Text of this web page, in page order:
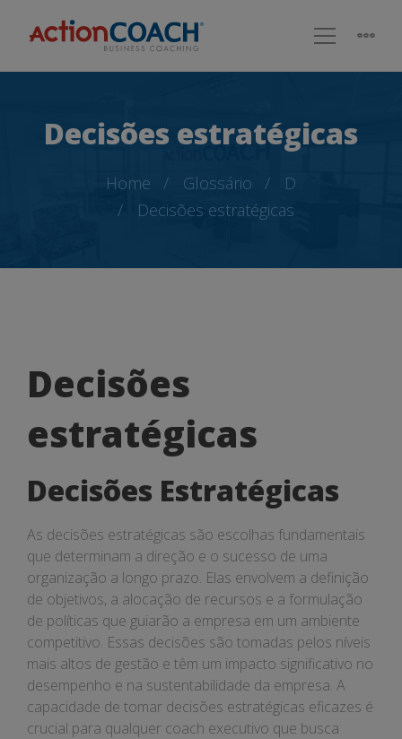
Decisões estratégicas
Home Glossário
D
Decisões estratégicas
Decisões
estratégicas
Decisões
estratégicas
Decisões Estratégicas
As decisões estratégicas são escolhas fundamentais
que determinam a direção e o sucesso de uma
organização a longo prazo. Elas envolvem a definição
de objetivos, a alocação de recursos e a formulação
de políticas que guiarão a empresa em um ambiente
competitivo. Essas decisões são tomadas pelos níveis
mais altos de gestão e têm um impacto significativo no
desempenho e na sustentabilidade da empresa. A
capacidade de tomar decisões estratégicas eficazes é
crucial para qualquer coach executivo que busca